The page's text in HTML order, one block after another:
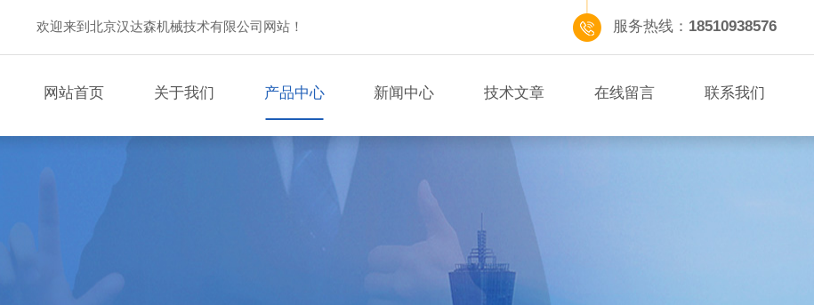
欢迎来到北京汉达森机械技术有限公司网站！ 服务热线： 18510938576
网站首页 关于我们 产品中心 新闻中心 技术文章 在线留言 联系我们